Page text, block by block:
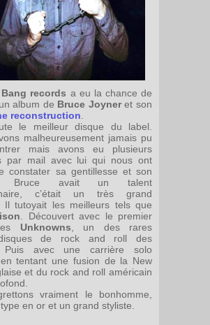
Bang records a eu la chance de
album de Bruce Joyneret son
reconstruction.
le meilleur disque du label.
malheureusement jamais pu
mais avons eu plusieurs
par mail avec lui qui nous ont
constater sa gentillesse et son
Bruce avait un talent
c’était un très grand
Il tutoyait les meilleurs tels que
. Découvert avec le premier
Unknowns, un des rares
de rock and roll des
Puis avec une carrière solo
tentant une fusion de la New
et du rock and roll américain
vraiment le bonhomme,
type en or et un grand styliste.